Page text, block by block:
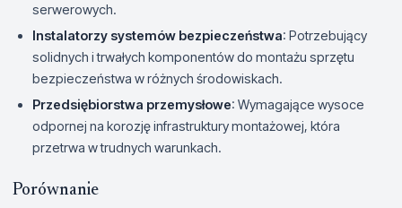
serwerowych.
Instalatorzy systemów bezpieczeństwa: Potrzebujący
solidnych i trwałych komponentów do montażu sprzętu
bezpieczeństwa w różnych środowiskach.
Przedsiębiorstwa przemysłowe: Wymagające wysoce
odpornej na korozję infrastruktury montażowej, która
przetrwa w trudnych warunkach.
Porównanie